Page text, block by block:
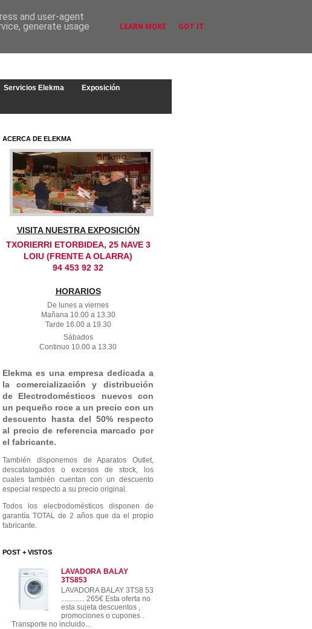
Servicios Elekma Exposición
ACERCA DE ELEKMA
VISITA NUESTRA EXPOSICIÓN
TXORIERRI ETORBIDEA, 25 NAVE 3
LOIU (FRENTE A OLARRA)
94 453 92 32
HORARIOS
De lunes a viernes
Mañana 10.00 a 13.30
Tarde 16.00 a 19.30
Sábados
Continuo 10.00 a 13.30
Elekma es una empresa dedicada a
la comercialización y distribución
de Electrodomésticos nuevos con
un pequeño roce a un precio con un
descuento hasta del 50% respecto
al precio de referencia marcado por
el fabricante.
También disponemos de Aparatos Outlet,
descatalogados o excesos de stock, los
cuales también cuentan con un descuento
especial respecto a su precio original.
Todos los electrodomésticos disponen de
garantía TOTAL de 2 años que da el propio
fabricante.
POST + VISTOS
LAVADORA BALAY
3TS853
LAVADORA BALAY 3TS8 53
............. 265€ Esta oferta no
esta sujeta descuentos ,
promociones o cupones .
Transporte no incluido...
and user-agent
generate usage
LEARN MORE GOT IT